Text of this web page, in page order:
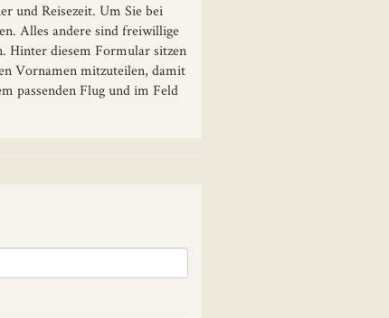
und Reisezeit. Um Sie bei
Alles andere sind freiwillige
Hinter diesem Formular sitzen
Vornamen mitzuteilen, damit
passenden Flug und im Feld